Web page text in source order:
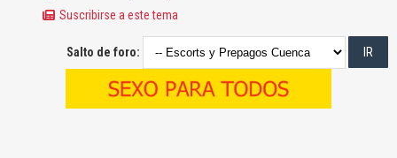
Suscribirse a este tema
Salto de foro: